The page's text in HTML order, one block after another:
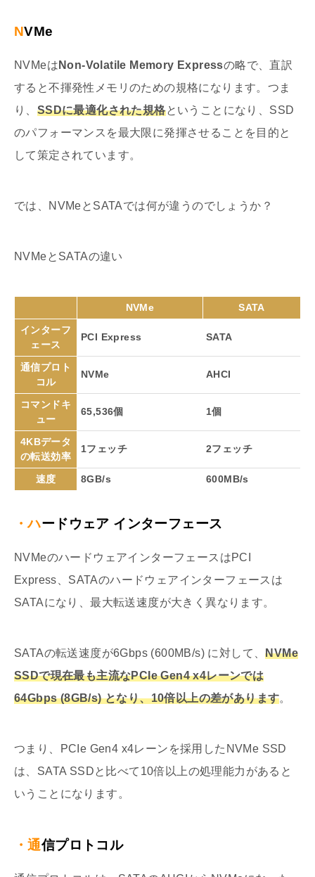
NVMe
NVMeは Non-Volatile Memory Expressの略で、直訳
すると不揮発性メモリのための規格になります。つま
り、 SSDに最適化された規格ということになり、SSD
のパフォーマンスを最大限に発揮させることを目的と
して策定されています。
では、NVMeとSATAでは何が違うのでしょうか？
NVMeとSATAの違い
NVMe
SATA
インターフ
ェース
PCI Express SATA
通信プロト
コル
NVMe AHCI
コマンドキ
ュー
65,536個 1個
4KBデータ
の転送効率
1フェッチ 2フェッチ
速度 8GB/s 600MB/s
・ハードウェア インターフェース
NVMeのハードウェアインターフェースはPCI
Express、SATAのハードウェアインターフェースは
SATAになり、最大転送速度が大きく異なります。
SATAの転送速度が6Gbps (600MB/s) に対して、NVMe
SSDで現在最も主流なPCIe Gen4 x4レーンでは
64Gbps (8GB/s) となり、10倍以上の差があります。
つまり、PCIe Gen4 x4レーンを採用したNVMe SSD
は、SATA SSDと比べて10倍以上の処理能力があると
いうことになります。
・通信プロトコル